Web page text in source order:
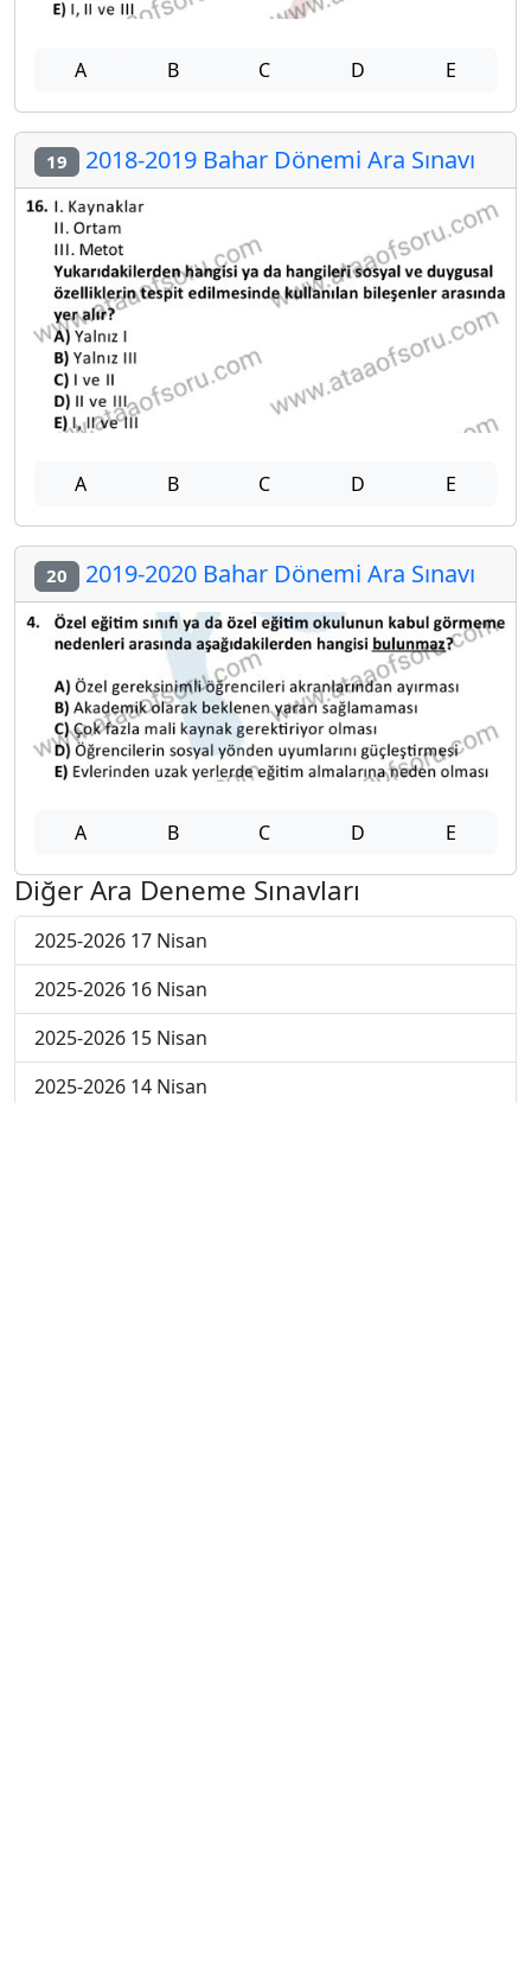
A B C D E
19 2018-2019 Bahar Dönemi Ara Sınavı
A B C D E
20 2019-2020 Bahar Dönemi Ara Sınavı
A B C D E
Diğer Ara Deneme Sınavları
2025-2026 17 Nisan
2025-2026 16 Nisan
2025-2026 15 Nisan
2025-2026 14 Nisan